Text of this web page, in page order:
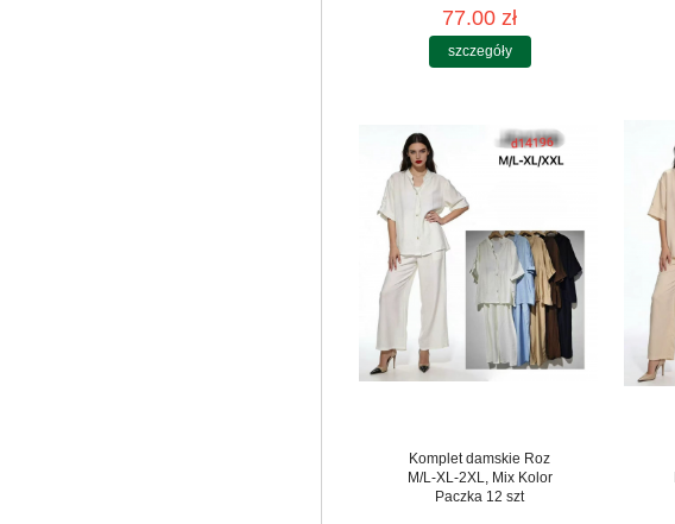
77.00 zł
szczegóły
Komplet damskie Roz
M/L-XL-2XL, Mix Kolor
Paczka 12 szt